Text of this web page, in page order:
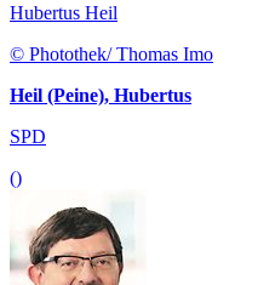
Hubertus Heil
© Photothek/ Thomas Imo
Heil (Peine), Hubertus
SPD
()